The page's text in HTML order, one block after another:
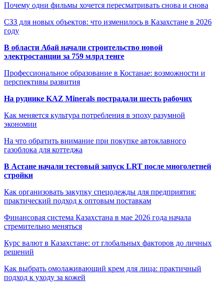
Почему одни фильмы хочется пересматривать снова и снова
СЗЗ для новых объектов: что изменилось в Казахстане в 2026
году
В области Абай начали строительство новой
электростанции за 759 млрд тенге
Профессиональное образование в Костанае: возможности и
перспективы развития
На руднике KAZ Minerals пострадали шесть рабочих
Как меняется культура потребления в эпоху разумной
экономии
На что обратить внимание при покупке автоклавного
газоблока для коттеджа
В Астане начали тестовый запуск LRT после многолетней
стройки
Как организовать закупку спецодежды для предприятия:
практический подход к оптовым поставкам
Финансовая система Казахстана в мае 2026 года начала
стремительно меняться
Курс валют в Казахстане: от глобальных факторов до личных
решений
Как выбрать омолаживающий крем для лица: практичный
подход к уходу за кожей